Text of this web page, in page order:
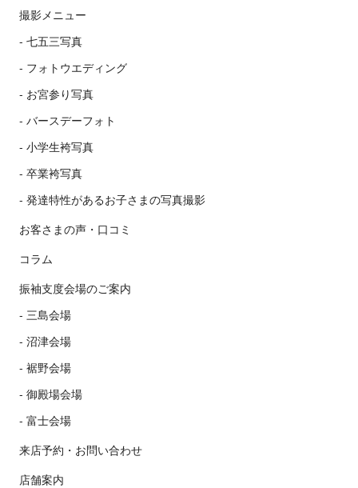
撮影メニュー
七五三写真
フォトウエディング
お宮参り写真
バースデーフォト
小学生袴写真
卒業袴写真
発達特性があるお子さまの写真撮影
お客さまの声・口コミ
コラム
振袖支度会場のご案内
三島会場
沼津会場
裾野会場
御殿場会場
富士会場
来店予約・お問い合わせ
店舗案内